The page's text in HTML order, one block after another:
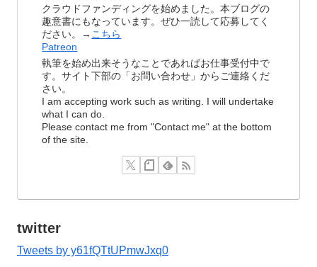
クラウドファンディングを始めました。本ブログの
趣意書にもなっています。ぜひ一読して応募してく
ださい。→ こちら
Patreon
執筆を始め出来そうなことであればお仕事受付中で
す。サイト下部の「お問い合わせ」からご連絡くだ
さい。
I am accepting work such as writing. I will undertake
what I can do.
Please contact me from "Contact me" at the bottom
of the site.
twitter
Tweets by y61fQTtUPmwJxq0